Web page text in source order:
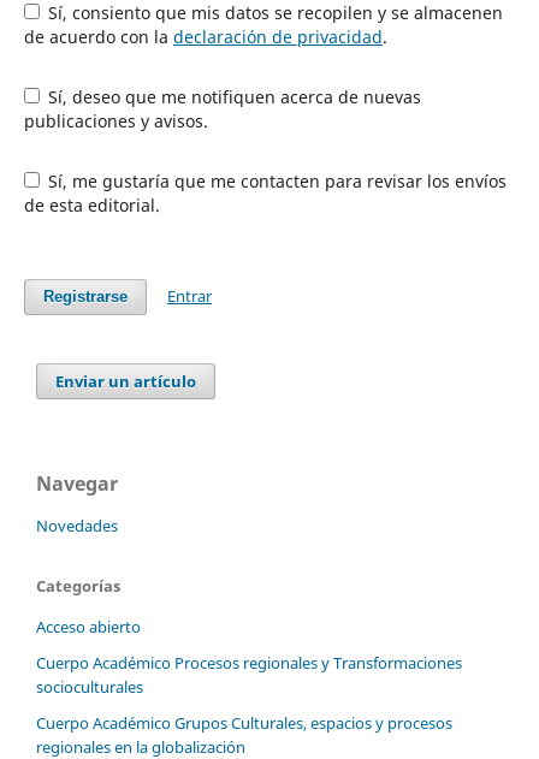
Sí, consiento que mis datos se recopilen y se almacenen
de acuerdo con la declaración de privacidad.
Sí, deseo que me notifiquen acerca de nuevas
publicaciones y avisos.
Sí, me gustaría que me contacten para revisar los envíos
de esta editorial.
Registrarse Entrar
Enviar un artículo
Navegar
Novedades
Categorías
Acceso abierto
Cuerpo Académico Procesos regionales y Transformaciones
socioculturales
Cuerpo Académico Grupos Culturales, espacios y procesos
regionales en la globalización